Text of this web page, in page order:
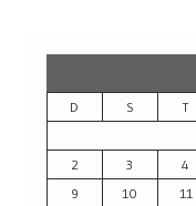
D S T
2
3 4
9
10 11